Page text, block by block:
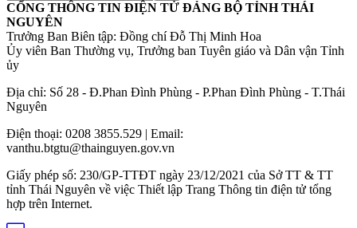
CỔNG THÔNG TIN ĐIỆN TỬ ĐẢNG BỘ TỈNH THÁI
NGUYÊN
Trưởng Ban Biên tập: Đồng chí Đỗ Thị Minh Hoa
Ủy viên Ban Thường vụ, Trưởng ban Tuyên giáo và Dân vận Tỉnh
ủy
Địa chỉ: Số 28 - Đ.Phan Đình Phùng - P.Phan Đình Phùng - T.Thái
Nguyên
Điện thoại: 0208 3855.529 | Email:
vanthu.btgtu@thainguyen.gov.vn
Giấy phép số: 230/GP-TTĐT ngày 23/12/2021 của Sở TT & TT
tỉnh Thái Nguyên về việc Thiết lập Trang Thông tin điện tử tổng
hợp trên Internet.